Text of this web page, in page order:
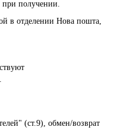
получении.
в отделении Нова пошта,
(ст.9), обмен/возврат